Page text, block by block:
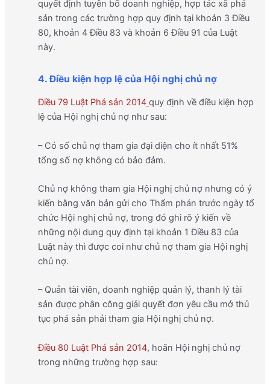
quyết định tuyên bố doanh nghiệp, hợp tác xã phá
sản trong các trường hợp quy định tại khoản 3 Điều
80, khoản 4 Điều 83 và khoản 6 Điều 91 của Luật
này.
4. Điều kiện hợp lệ của Hội nghị chủ nợ
Điều 79 Luật Phá sản 2014 quy định về điều kiện hợp
lệ của Hội nghị chủ nợ như sau:
– Có số chủ nợ tham gia đại diện cho ít nhất 51%
tổng số nợ không có bảo đảm.
Chủ nợ không tham gia Hội nghị chủ nợ nhưng có ý
kiến bằng văn bản gửi cho Thẩm phán trước ngày tổ
chức Hội nghị chủ nợ, trong đó ghi rõ ý kiến về
những nội dung quy định tại khoản 1 Điều 83 của
Luật này thì được coi như chủ nợ tham gia Hội nghị
chủ nợ.
– Quản tài viên, doanh nghiệp quản lý, thanh lý tài
sản được phân công giải quyết đơn yêu cầu mở thủ
tục phá sản phải tham gia Hội nghị chủ nợ.
Điều 80 Luật Phá sản 2014, hoãn Hội nghị chủ nợ
trong những trường hợp sau: